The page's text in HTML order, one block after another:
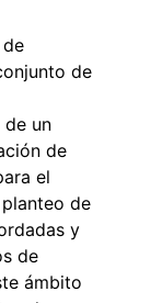
de
un
de
el
de
y
de
ámbito